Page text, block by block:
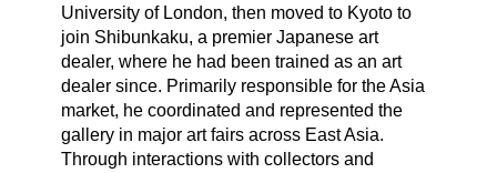
University of London, then moved to Kyoto to
join Shibunkaku, a premier Japanese art
dealer, where he had been trained as an art
dealer since. Primarily responsible for the Asia
market, he coordinated and represented the
gallery in major art fairs across East Asia.
Through interactions with collectors and